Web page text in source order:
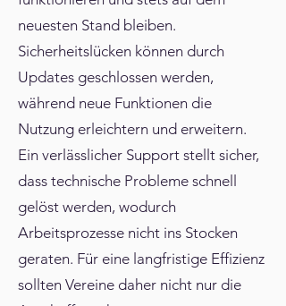
neuesten Stand bleiben.
Sicherheitslücken können durch
Updates geschlossen werden,
während neue Funktionen die
Nutzung erleichtern und erweitern.
Ein verlässlicher Support stellt sicher,
dass technische Probleme schnell
gelöst werden, wodurch
Arbeitsprozesse nicht ins Stocken
geraten. Für eine langfristige Effizienz
sollten Vereine daher nicht nur die